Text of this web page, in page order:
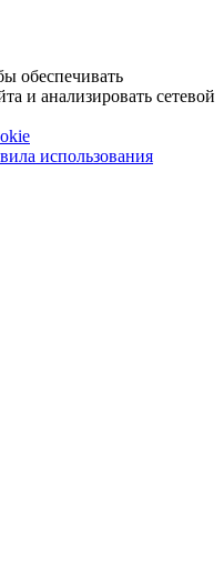
обеспечивать
и анализировать сетевой
использования